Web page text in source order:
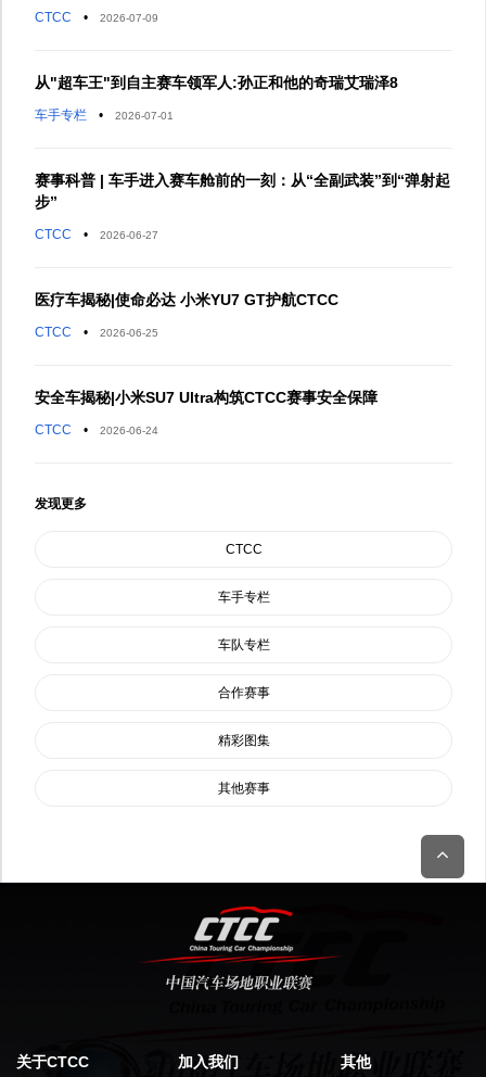
CTCC • 2026-07-09
从"超车王"到自主赛车领军人:孙正和他的奇瑞艾瑞泽8
车手专栏 • 2026-07-01
赛事科普 | 车手进入赛车舱前的一刻：从“全副武装”到“弹射起
步”
CTCC • 2026-06-27
医疗车揭秘|使命必达 小米YU7 GT护航CTCC
CTCC • 2026-06-25
安全车揭秘|小米SU7 Ultra构筑CTCC赛事安全保障
CTCC • 2026-06-24
发现更多
CTCC
车手专栏
车队专栏
合作赛事
精彩图集
其他赛事
关于CTCC 加入我们 其他